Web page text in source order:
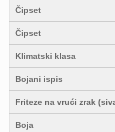
Čipset
Čipset
Klimatski klasa
Bojani ispis
Friteze na vrući zrak
Boja